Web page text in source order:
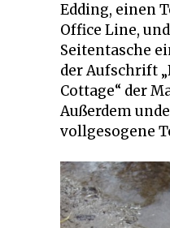
Edding, einen
Office Line,
Seitentasche
der Aufschrift
Cottage“ der
Außerdem
vollgesogene